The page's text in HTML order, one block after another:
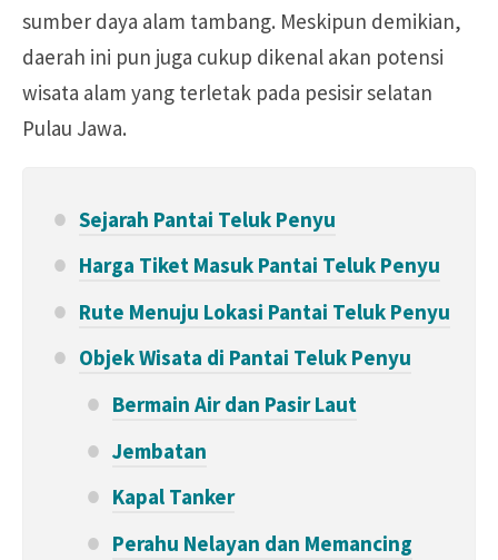
sumber daya alam tambang. Meskipun demikian,
daerah ini pun juga cukup dikenal akan potensi
wisata alam yang terletak pada pesisir selatan
Pulau Jawa.
Sejarah Pantai Teluk Penyu
Harga Tiket Masuk Pantai Teluk Penyu
Rute Menuju Lokasi Pantai Teluk Penyu
Objek Wisata di Pantai Teluk Penyu
Bermain Air dan Pasir Laut
Jembatan
Kapal Tanker
Perahu Nelayan dan Memancing